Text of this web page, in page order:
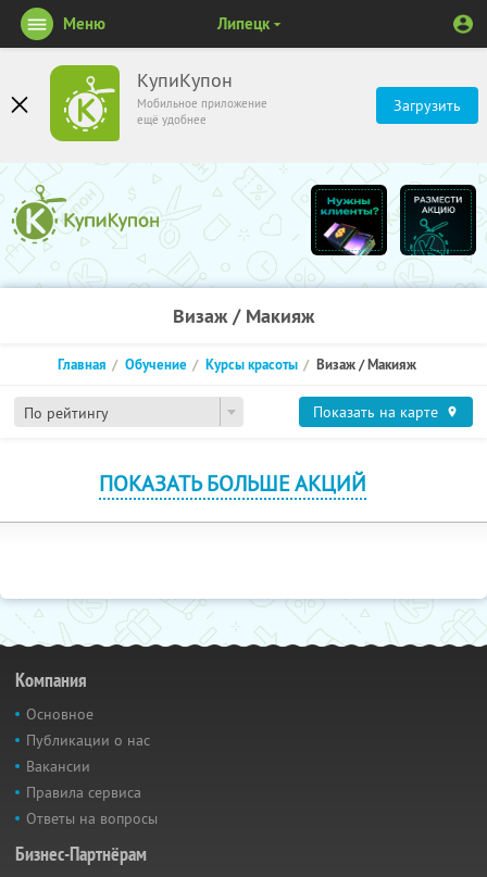
КупиКупон
Мобильное приложение
ещё удобнее
Загрузить
Меню Липецк
Визаж / Макияж
По рейтингу
Главная Обучение Курсы красоты Визаж / Макияж
Показать на карте
ПОКАЗАТЬ БОЛЬШЕ АКЦИЙ
Компания
Основное
Публикации о нас
Вакансии
Правила сервиса
Ответы на вопросы
Бизнес-Партнёрам